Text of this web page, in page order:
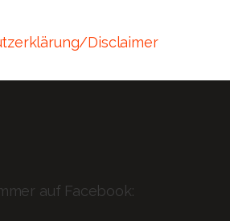
Disclaimer
auf Facebook: